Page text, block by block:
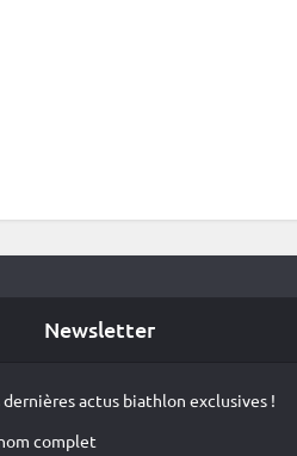
Newsletter
dernières actus biathlon exclusives !
complet